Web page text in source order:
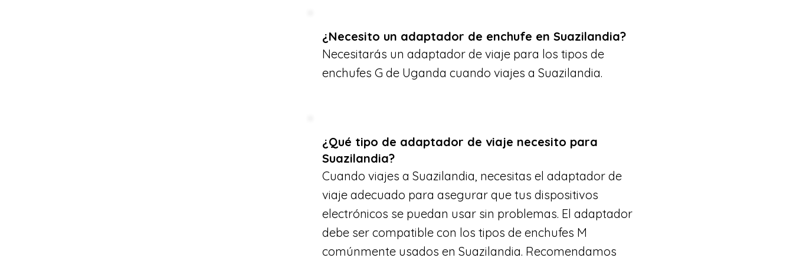
¿Necesito un adaptador de enchufe en Suazilandia?
Necesitarás un adaptador de viaje para los tipos de
enchufes G de Uganda cuando viajes a Suazilandia.
¿Qué tipo de adaptador de viaje necesito para
Suazilandia?
Cuando viajes a Suazilandia, necesitas el adaptador de
viaje adecuado para asegurar que tus dispositivos
electrónicos se puedan usar sin problemas. El adaptador
debe ser compatible con los tipos de enchufes M
comúnmente usados en Suazilandia. Recomendamos